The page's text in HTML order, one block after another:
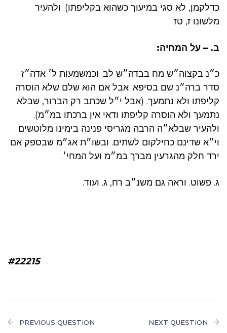
כדלקמן, לא סגי במיעוך כשהוא בקליפתו). ולהעיר
מלשונו ז, טז.
ב. – על המחיה:
כ״נ בקצוה״ש מח בבדה״ש לב. וכמשמעות ל׳ אדה״ז
סדר ברה״נ שם בסיפא: אבל אם הוא שלם שלא הוסרה
קליפתו ולא נתמעך. (אבל י״ל שכתב רק הברור, שבלא
נתמעך ולא הוסרה קליפתו ודאי אין ברכתו במ״מ).
ולהעיר שבלא״ה הרבה מגריסי פנינה בימינו מלוטשים
וי״א שדינם כחילקום לשתים. ובשו״ת אג״מ שבספק אם
ירד חלק מהגרעין מברך במ״מ ועל המחי׳.
ג. פשוט. וראה גם משנ״ב רח, ג. ועוד.
#22215
PREVIOUS QUESTION NEXT QUESTION